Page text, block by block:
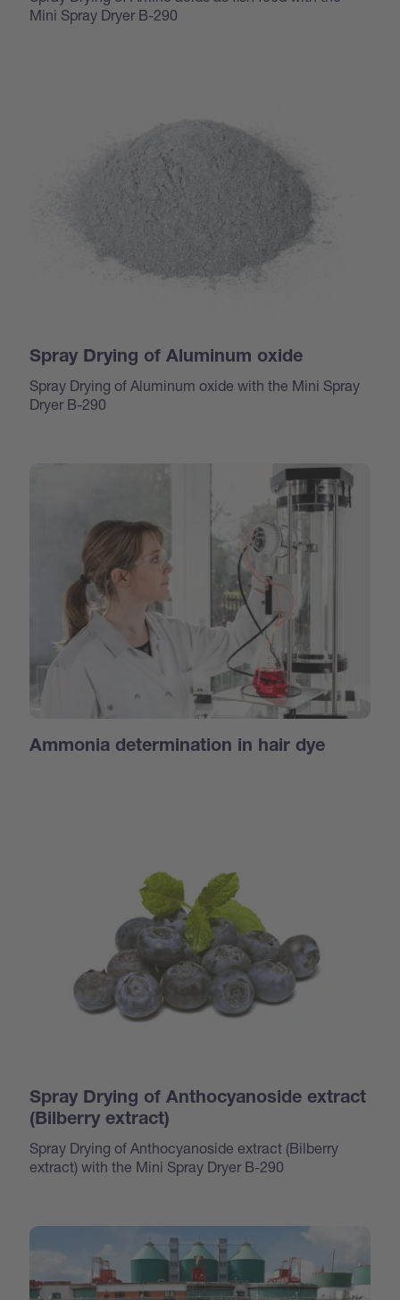
Mini Spray Dryer B-290
Spray Drying of Aluminum oxide
Spray Drying of Aluminum oxide with the Mini Spray
Dryer B-290
Ammonia determination in hair dye
Spray Drying of Anthocyanoside extract
(Bilberry extract)
Spray Drying of Anthocyanoside extract (Bilberry
extract) with the Mini Spray Dryer B-290